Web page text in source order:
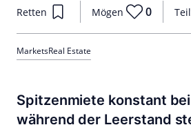
Retten Mögen 0
MarketsReal Estate
Spitzenmiete konstant
während der Leerstand